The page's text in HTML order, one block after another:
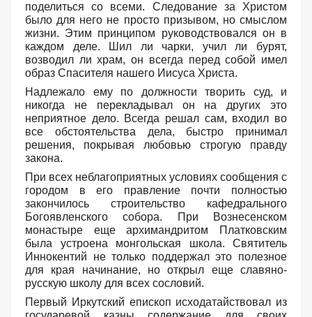
поделиться со всеми. Следование за Христом
было для него не просто призывом, но смыслом
жизни. Этим принципом руководствовался он в
каждом деле. Шил ли чарки, учил ли бурят,
возводил ли храм, он всегда перед собой имел
образ Спасителя нашего Иисуса Христа.
Надлежало ему по должности творить суд, и
никогда не перекладывал он на других это
неприятное дело. Всегда решал сам, входил во
все обстоятельства дела, быстро принимал
решения, покрывая любовью строгую правду
закона.
При всех неблагоприятных условиях сообщения с
городом в его правление почти полностью
закончилось строительство кафедрального
Богоявленского собора. При Вознесенском
монастыре еще архимандритом Платковским
была устроена монгольская школа. Святитель
Иннокентий не только поддержал это полезное
для края начинание, но открыл еще славяно-
русскую школу для всех сословий.
Первый Иркутский епископ исходатайствовал из